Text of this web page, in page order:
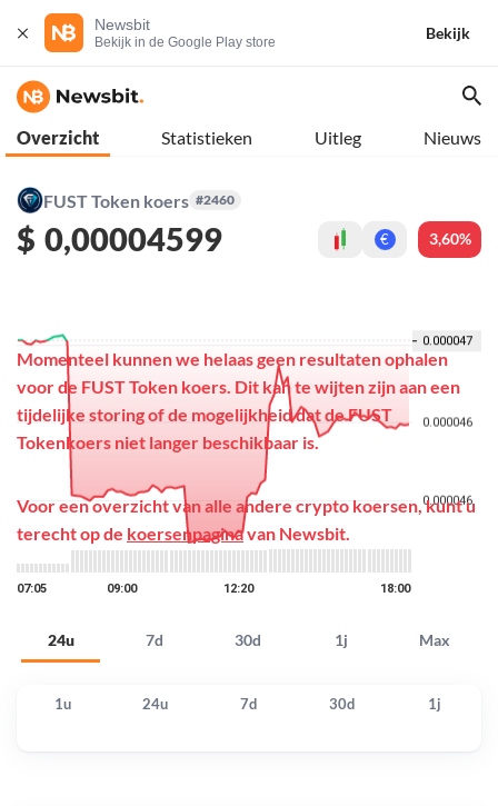
Newsbit
Bekijk in de Google Play store
Bekijk
Overzicht Statistieken Uitleg Nieuws
FUST Token koers #2460
$ 0,00004599 € 3,60%
24u 7d 30d 1j Max
Momenteel kunnen we helaas geen resultaten ophalen
voor de FUST Token koers. Dit kan te wijten zijn aan een
tijdelijke storing of de mogelijkheid dat de FUST
Tokenkoers niet langer beschikbaar is.
Voor een overzicht van alle andere crypto koersen, kunt u
terecht op de koersenpaginavan Newsbit.
1u 24u 7d 30d 1j